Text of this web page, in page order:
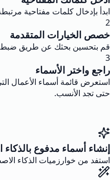
ابدأ بإدخال كلمات مفتاحية
2
خصص الخيارات المتقدمة
قم بتحسين بحثك عن طريق ضبط
3
راجع واختر الأسماء
استعرض قائمة أسماء الأعمال
حتى تجد الأنسب.
إنشاء أسماء مدفوع
استفد من خوارزميات الذكاء